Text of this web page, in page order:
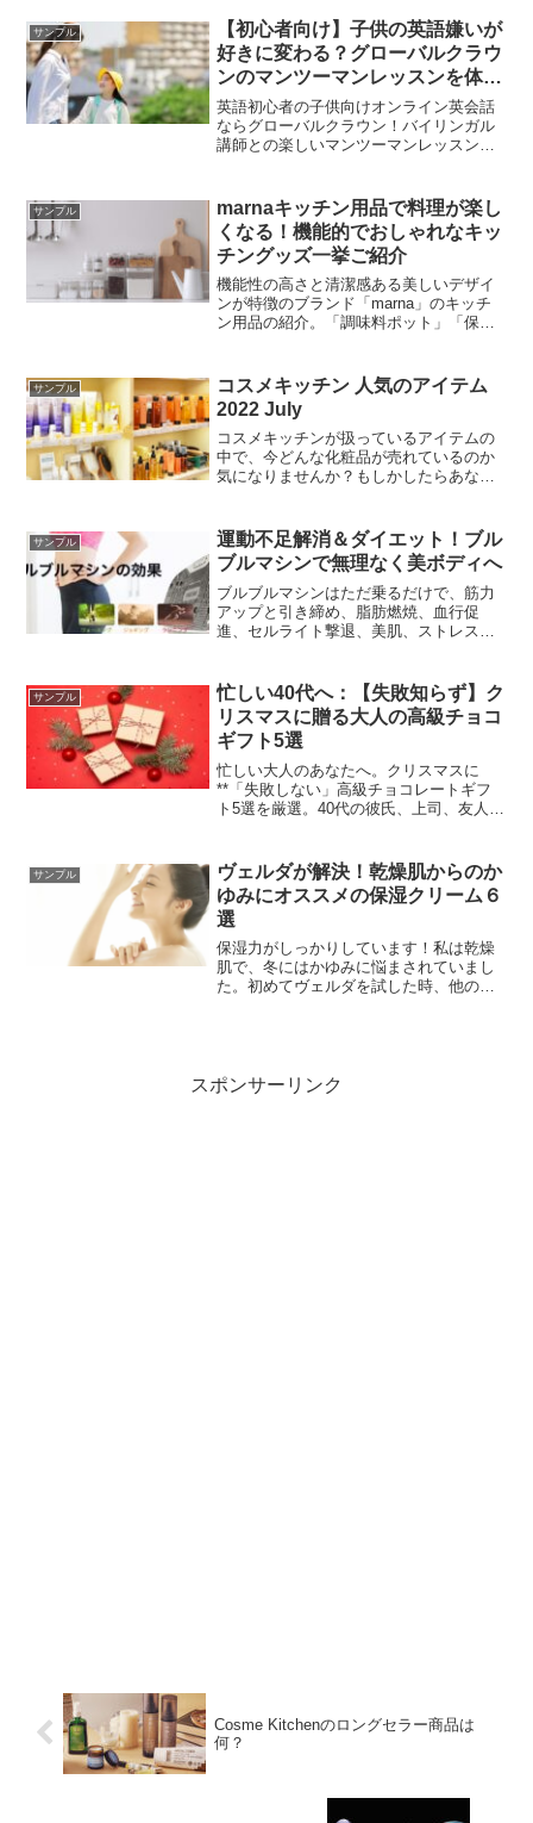
サンプル
【初心者向け】子供の英語嫌いが
好きに変わる？グローバルクラウ
ンのマンツーマンレッスンを体
験！気になる口コミと効果は？
英語初心者の子供向けオンライン英会話
ならグローバルクラウン！バイリンガル
講師との楽しいマンツーマンレッスンの
サンプル
marnaキッチン用品で料理が楽し
くなる！機能的でおしゃれなキッ
チングッズ一挙ご紹介
機能性の高さと清潔感ある美しいデザイ
ンが特徴のブランド「marna」のキッチ
ン用品の紹介。「調味料ポット」「保存
サンプル
コスメキッチン 人気のアイテム
2022 July
コスメキッチンが扱っているアイテムの
中で、今どんな化粧品が売れているのか
気になりませんか？もしかしたらあなた
は別問題ですが、新しいチャレンジで試
しに使ってみるのもいいかも。(2022年6
月の状況）
サンプル
運動不足解消＆ダイエット！ブル
ブルマシンで無理なく美ボディへ
ブルブルマシンはただ乗るだけで、筋力
アップと引き締め、脂肪燃焼、血行促
進、セルライト撃退、美肌、ストレス解
軽に行うことができるトレーニングなの
で、運動が苦手な方でも無理なく続ける
ことができます。
サンプル
忙しい40代へ：【失敗知らず】ク
リスマスに贈る大人の高級チョコ
ギフト5選
忙しい大人のあなたへ。クリスマスに
**「失敗しない」高級チョコレートギフ
ト5選を厳選。40代の彼氏、上司、友人な
で選べる、ワンランク上の大人の贈り物
を見つけて、今年のクリスマスを成功さ
せましょう。
サンプル
ヴェルダが解決！乾燥肌からのか
ゆみにオススメの保湿クリーム６
選
保湿力がしっかりしています！私は乾燥
肌で、冬にはかゆみに悩まされていまし
た。初めてヴェルダを試した時、他のク
れおすすめです。また、香りが苦手な方
向けには無香料のタイプもありますよ。
スポンサーリンク
Cosme Kitchenのロングセラー商品は
何？